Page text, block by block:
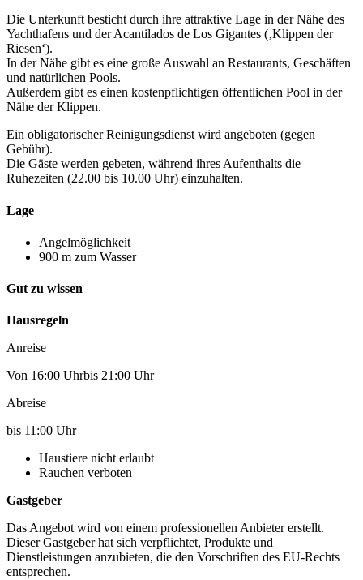
Die Unterkunft besticht durch ihre attraktive Lage in der Nähe des
Yachthafens und der Acantilados de Los Gigantes (‚Klippen der
Riesen‘).
In der Nähe gibt es eine große Auswahl an Restaurants, Geschäften
und natürlichen Pools.
Außerdem gibt es einen kostenpflichtigen öffentlichen Pool in der
Nähe der Klippen.
Ein obligatorischer Reinigungsdienst wird angeboten (gegen
Gebühr).
Die Gäste werden gebeten, während ihres Aufenthalts die
Ruhezeiten (22.00 bis 10.00 Uhr) einzuhalten.
Lage
Angelmöglichkeit
900 m zum Wasser
Gut zu wissen
Hausregeln
Anreise
Von 16:00 Uhrbis 21:00 Uhr
Abreise
bis 11:00 Uhr
Haustiere nicht erlaubt
Rauchen verboten
Gastgeber
Das Angebot wird von einem professionellen Anbieter erstellt.
Dieser Gastgeber hat sich verpflichtet, Produkte und
Dienstleistungen anzubieten, die den Vorschriften des EU-Rechts
entsprechen.